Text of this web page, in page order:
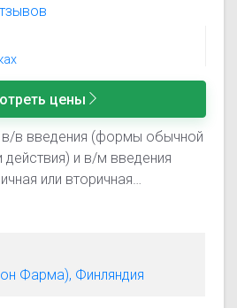
цены
в/в введения (формы обычной
действия) и в/м введения
или вторичная
надпочечников,
заболевания,
коллагеновые
Фарма), Финляндия